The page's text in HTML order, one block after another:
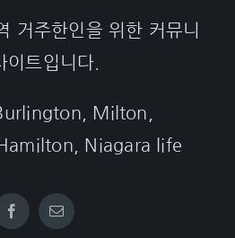
거주한인을 위한 커뮤니
이트입니다.
Milton,
Niagara life